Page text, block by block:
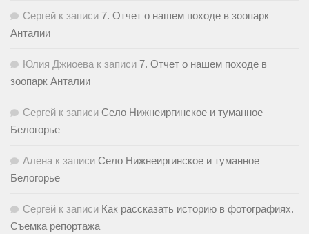
Сергей к записи 7. Отчет о нашем походе в зоопарк
Анталии
Юлия Джиоева к записи 7. Отчет о нашем походе в
зоопарк Анталии
Сергей к записи Село Нижнеиргинское и туманное
Белогорье
Алена к записи Село Нижнеиргинское и туманное
Белогорье
Сергей к записи Как рассказать историю в фотографиях.
Съемка репортажа